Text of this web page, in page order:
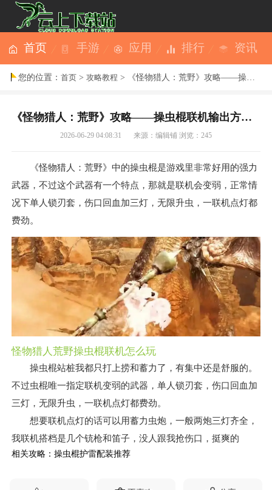
首页 手游 应用 排行 资讯
您的位置：首页 >攻略教程 > 《怪物猎人：荒野》攻略——操虫棍联机输出方法介绍
《怪物猎人：荒野》攻略——操虫棍联机输出方法介绍
2026-06-29 04:08:31 来源：编辑铺 浏览：245
《怪物猎人：荒野》中的操虫棍是游戏里非常好用的强力
武器，不过这个武器有一个特点，那就是联机会变弱，正常情
况下单人锁刃套，伤口回血加三灯，无限升虫，一联机点灯都
费劲。
怪物猎人荒野操虫棍联机怎么玩
操虫棍站桩我都只打上捞和蓄力了，有集中还是舒服的。
不过虫棍唯一指定联机变弱的武器，单人锁刃套，伤口回血加
三灯，无限升虫，一联机点灯都费劲。
想要联机点灯的话可以用蓄力虫炮，一般两炮三灯齐全，
我联机搭档是几个铳枪和笛子，没人跟我抢伤口，挺爽的
相关攻略：操虫棍护雷配装推荐